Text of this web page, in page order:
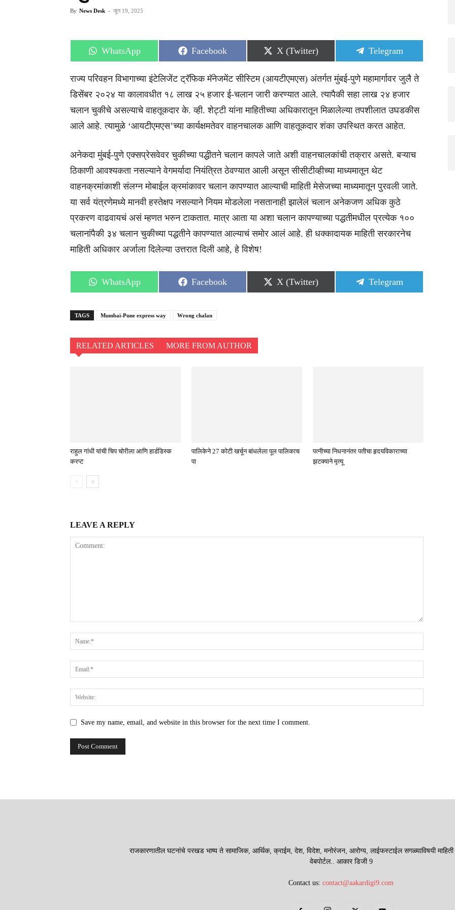
By News Desk - जून 19, 2025
Share
on
WhatsApp
Share
on
Facebook
Share
on
X (Twitter)
Share
on
Telegram
राज्य परिवहन विभागाच्या इंटेलिजेंट ट्रॅफिक मॅनेजमेंट सीस्टिम (आयटीएमएस) अंतर्गत मुंबई-पुणे महामार्गावर जुलै ते
डिसेंबर २०२४ या कालावधीत १८ लाख २५ हजार ई-चलान जारी करण्यात आले. त्यापैकी सहा लाख २४ हजार
चलान चुकीचे असल्याचे वाहतूकदार के. व्ही. शेट्टी यांना माहितीच्या अधिकारातून मिळालेल्या तपशीलात उघडकीस
आले आहे. त्यामुळे ‘आयटीएमएस’च्या कार्यक्षमतेवर वाहनचालक आणि वाहतूकदार शंका उपस्थित करत आहेत.
अनेकदा मुंबई-पुणे एक्सप्रेसवेवर चुकीच्या पद्धीतने चलान कापले जाते अशी वाहनचालकांची तक्रार असते. बऱ्याच
ठिकाणी आवश्यकता नसल्याने वेगमर्यादा नियंत्रित ठेवण्यात आली असून सीसीटीव्हीच्या माध्यमातून थेट
वाहनक्रमांकाशी संलग्न मोबाईल क्रमांकावर चलान कापण्यात आल्याची माहिती मेसेजच्या माध्यमातून पुरवली जाते.
या सर्व यंत्रणेमध्ये मानवी हस्तेक्षप नसल्याने नियम मोडलेला नसतानाही झालेलं चलान अनेकजण अधिक कुठे
प्रकरण वाढवायचं असं म्हणत भरुन टाकतात. मात्र आता या अशा चलान कापण्याच्या पद्धतीमधील प्रत्येक १००
चलानांपैकी ३४ चलान चुकीच्या पद्धतीने कापण्यात आल्याचं समोर आलं आहे. ही धक्कादायक माहिती सरकारनेच
माहिती अधिकार अर्जाला दिलेल्या उत्तरात दिली आहे, हे विशेष!
Share
on
WhatsApp
Share
on
Facebook
Share
on
X (Twitter)
Share
on
Telegram
TAGS Mumbai-Pune express way Wrong chalan
RELATED ARTICLES MORE FROM AUTHOR
राहुल गांधी यांची चिप चोरीला आणि हार्डडिस्क
करप्ट
पालिकेने 27 कोटी खर्चून बांधलेला पूल पालिकाच
पा
पत्नीच्या निधनानंतर पतीचा हृदयविकाराच्या
झटक्याने मृत्यू
LEAVE A REPLY
Save my name, email, and website in this browser for the next time I comment.
राजकारणातील घटनांचे परखड भाष्य ते सामाजिक, आर्थिक, क्राईम, देश, विदेश, मनोरंजन, आरोग्य, लाईफस्टाईल सगळ्याविषयी माहिती
वेबपोर्टल.. आकार डिजी 9
Contact us:contact@aakardigi9.com